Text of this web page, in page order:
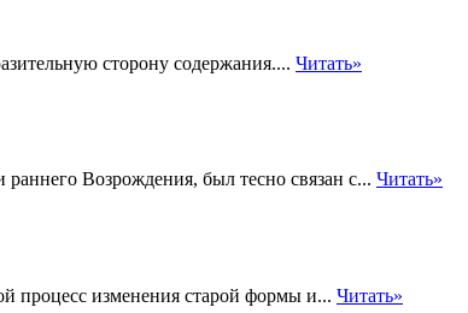
сторону содержания.... Читать»
Возрождения, был тесно связан с... Читать»
процесс изменения старой формы и... Читать»